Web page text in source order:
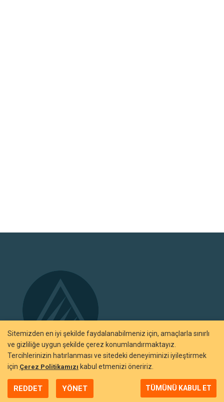
BIZI TANIYIN
Neden Ata Yatırım?
Şirket Hakkında
Sitemizden en iyi şekilde faydalanabilmeniz için, amaçlarla sınırlı
ve gizliliğe uygun şekilde çerez konumlandırmaktayız.
Tercihlerinizin hatırlanması ve sitedeki deneyiminizi iyileştirmek
için Çerez Politikamızı kabul etmenizi öneririz.
REDDET YÖNET TÜMÜNÜ KABUL ET